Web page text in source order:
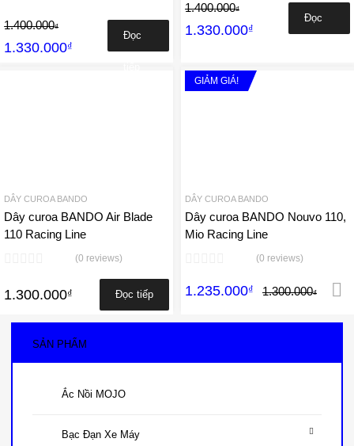
1.400.000₫
1.330.000₫
Đọc
1.400.000₫
1.330.000₫
Đọc
DÂY CUROA BANDO
Dây curoa BANDO Air Blade
110 Racing Line
(0 reviews)
1.300.000₫ Đọc tiếp
GIẢM GIÁ!
DÂY CUROA BANDO
Dây curoa BANDO Nouvo 110,
Mio Racing Line
(0 reviews)
1.300.000₫
1.235.000₫
SẢN PHẨM
Ắc Nồi MOJO
Bạc Đạn Xe Máy